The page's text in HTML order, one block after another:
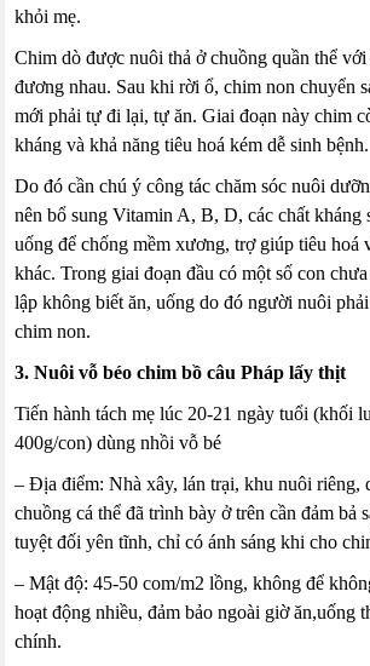
khỏi mẹ.
Chim dò được nuôi thả ở chuồng quần thể
đương nhau. Sau khi rời ổ, chim non chuyển
mới phải tự đi lại, tự ăn. Giai đoạn này chim
kháng và khả năng tiêu hoá kém dễ sinh bệnh.
Do đó cần chú ý công tác chăm sóc nuôi
nên bổ sung Vitamin A, B, D, các chất
uống để chống mềm xương, trợ giúp tiêu hoá
khác. Trong giai đoạn đầu có một số con
lập không biết ăn, uống do đó người nuôi
chim non.
3. Nuôi vỗ béo chim bồ câu Pháp lấy thịt
Tiến hành tách mẹ lúc 20-21 ngày tuổi (khối
400g/con) dùng nhồi vỗ bé
– Địa điểm: Nhà xây, lán trại, khu nuôi riêng,
chuồng cá thể đã trình bày ở trên cần đảm bả
tuyệt đối yên tĩnh, chỉ có ánh sáng khi cho
– Mật độ: 45-50 com/m2 lồng, không để
hoạt động nhiều, đảm bảo ngoài giờ ăn,uống
chính.